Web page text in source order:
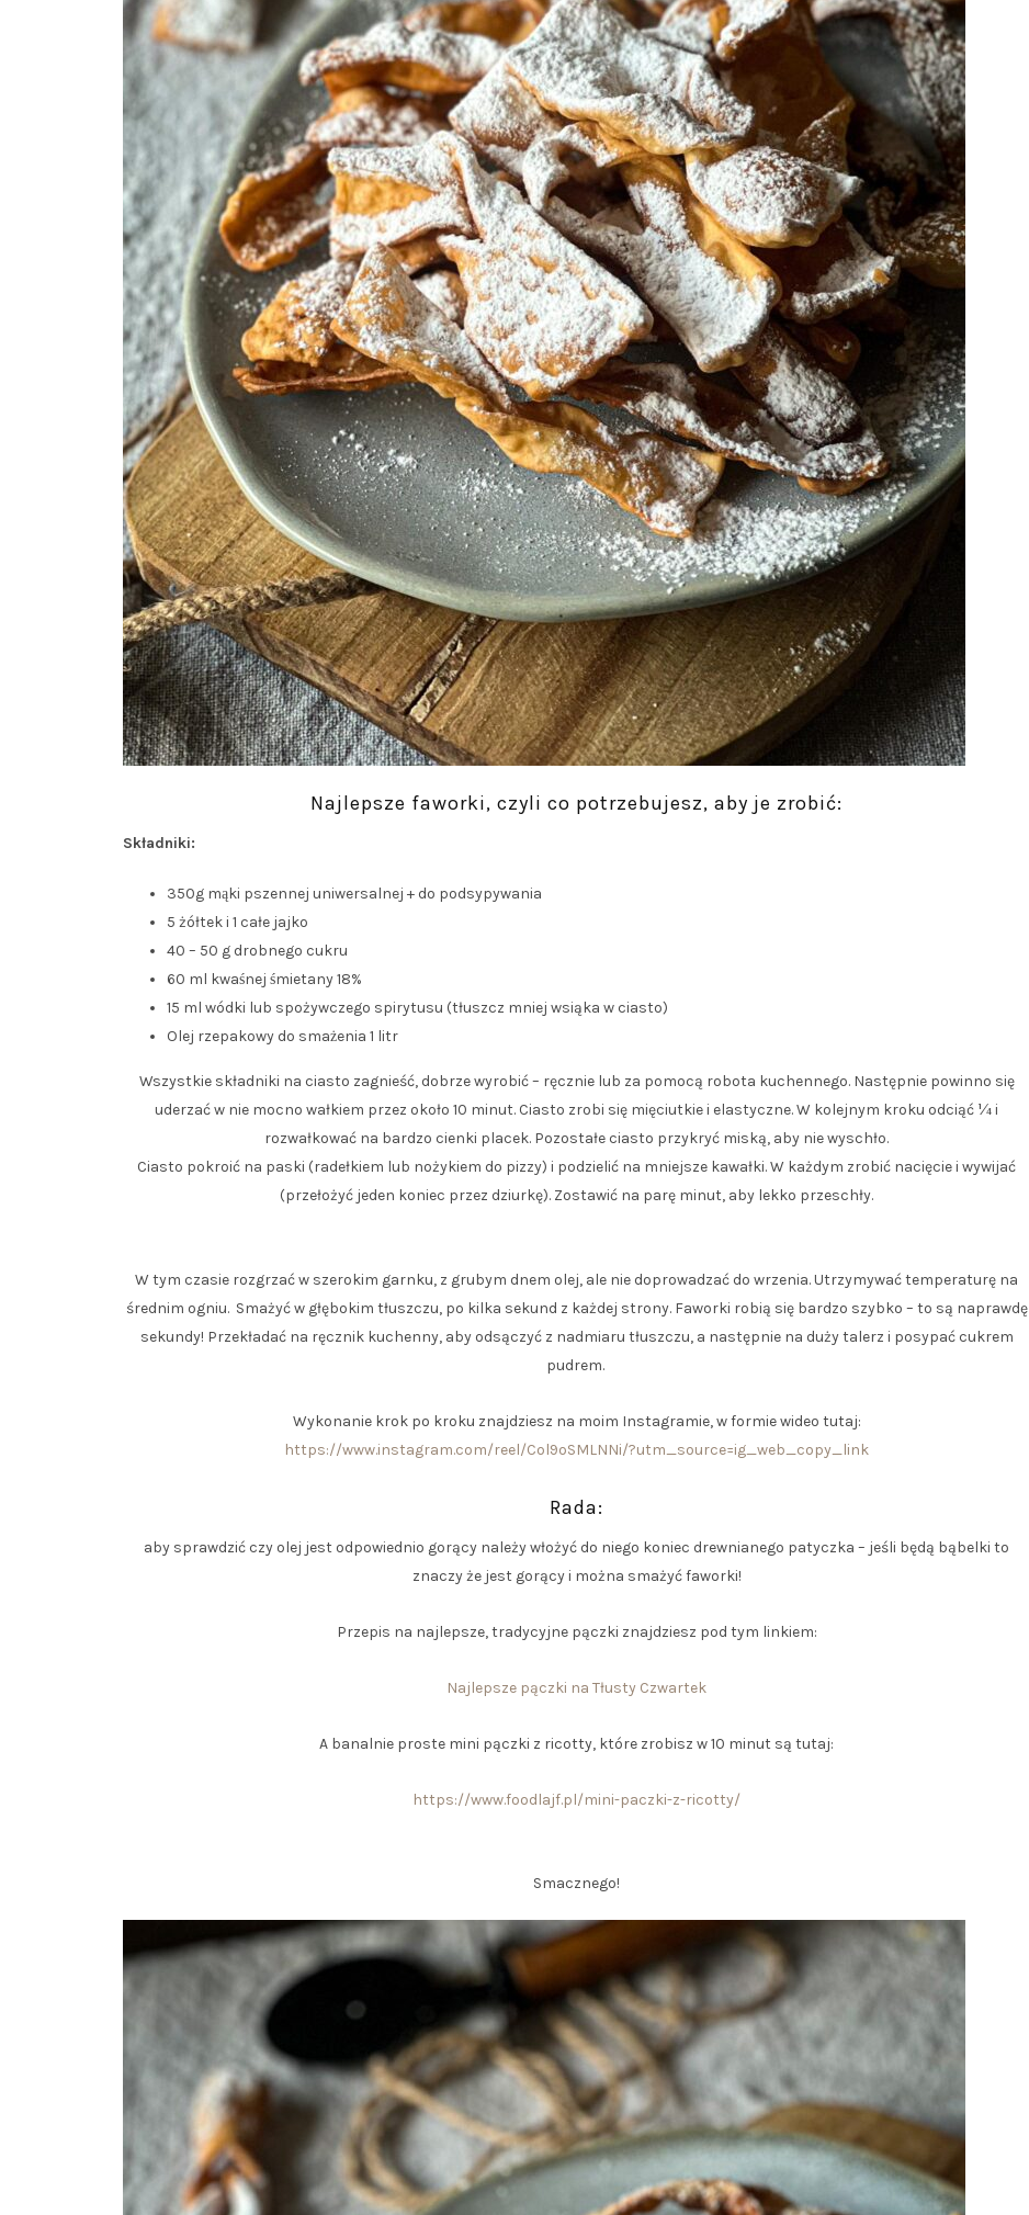
Najlepsze faworki, czyli co potrzebujesz, aby je zrobić:
Składniki:
350g mąki pszennej uniwersalnej + do podsypywania
5 żółtek i 1 całe jajko
40 – 50 g drobnego cukru
60 ml kwaśnej śmietany 18%
15 ml wódki lub spożywczego spirytusu (tłuszcz mniej wsiąka w ciasto)
Olej rzepakowy do smażenia 1 litr
Wszystkie składniki na ciasto zagnieść, dobrze wyrobić – ręcznie lub za pomocą robota kuchennego. Następnie powinno się
uderzać w nie mocno wałkiem przez około 10 minut. Ciasto zrobi się mięciutkie i elastyczne. W kolejnym kroku odciąć ¼ i
rozwałkować na bardzo cienki placek. Pozostałe ciasto przykryć miską, aby nie wyschło.
Ciasto pokroić na paski (radełkiem lub nożykiem do pizzy) i podzielić na mniejsze kawałki. W każdym zrobić nacięcie i wywijać
(przełożyć jeden koniec przez dziurkę). Zostawić na parę minut, aby lekko przeschły.
W tym czasie rozgrzać w szerokim garnku, z grubym dnem olej, ale nie doprowadzać do wrzenia. Utrzymywać temperaturę na
średnim ogniu. Smażyć w głębokim tłuszczu, po kilka sekund z każdej strony. Faworki robią się bardzo szybko – to są naprawdę
sekundy! Przekładać na ręcznik kuchenny, aby odsączyć z nadmiaru tłuszczu, a następnie na duży talerz i posypać cukrem
pudrem.
Wykonanie krok po kroku znajdziesz na moim Instagramie, w formie wideo tutaj:
https://www.instagram.com/reel/Col9oSMLNNi/?utm_source=ig_web_copy_link
Rada:
aby sprawdzić czy olej jest odpowiednio gorący należy włożyć do niego koniec drewnianego patyczka – jeśli będą bąbelki to
znaczy że jest gorący i można smażyć faworki!
Przepis na najlepsze, tradycyjne pączki znajdziesz pod tym linkiem:
Najlepsze pączki na Tłusty Czwartek
A banalnie proste mini pączki z ricotty, które zrobisz w 10 minut są tutaj:
https://www.foodlajf.pl/mini-paczki-z-ricotty/
Smacznego!